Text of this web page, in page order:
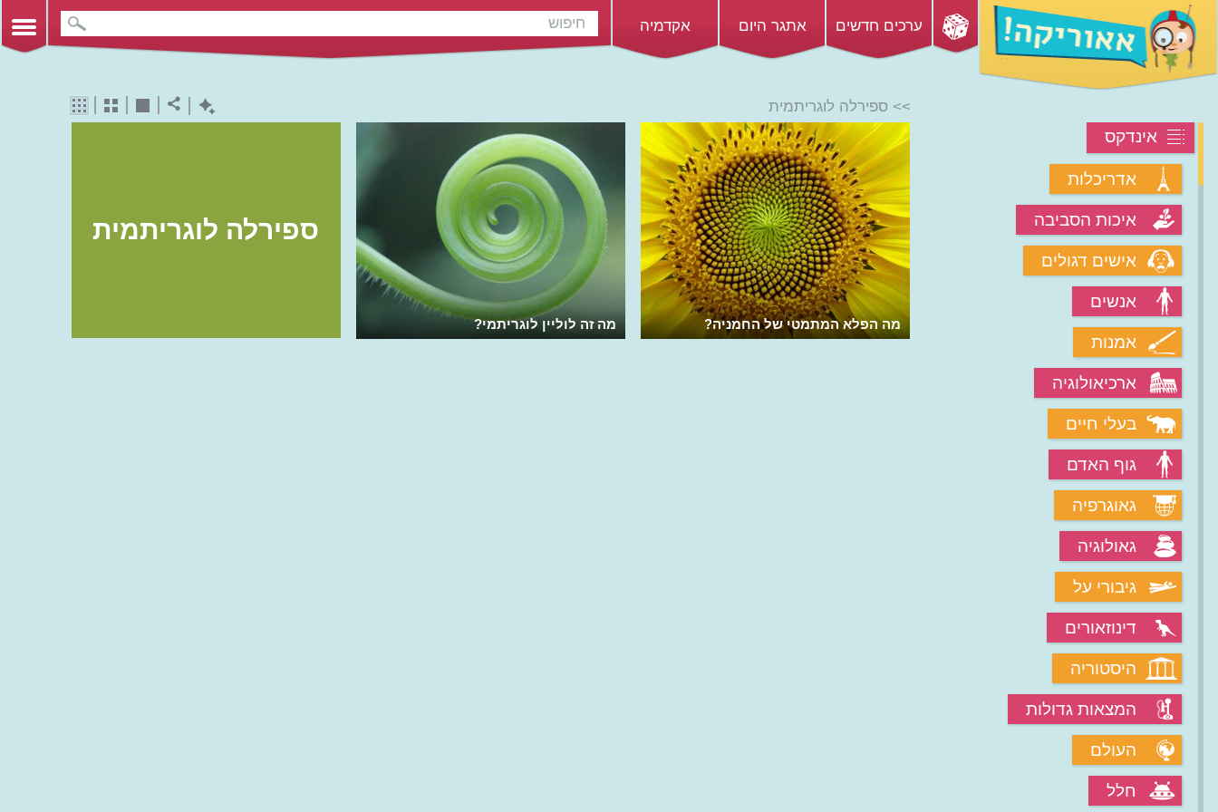
ערכים חדשים אתגר היום אקדמיה
אינדקס
אדריכלות
איכות הסביבה
אישים דגולים
אנשים
אמנות
ארכיאולוגיה
בעלי חיים
גוף האדם
גאוגרפיה
גאולוגיה
גיבורי על
דינוזאורים
היסטוריה
המצאות גדולות
העולם
חלל
>> ספירלה לוגריתמית
ספירלה לוגריתמית
מה זה לוליין לוגריתמי? מה הפלא המתמטי של החמניה?